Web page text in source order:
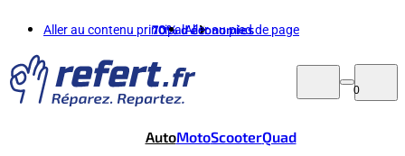
Aller au contenu principalAller au pied de page
70%d'économies
0
AutoMotoScooterQuad